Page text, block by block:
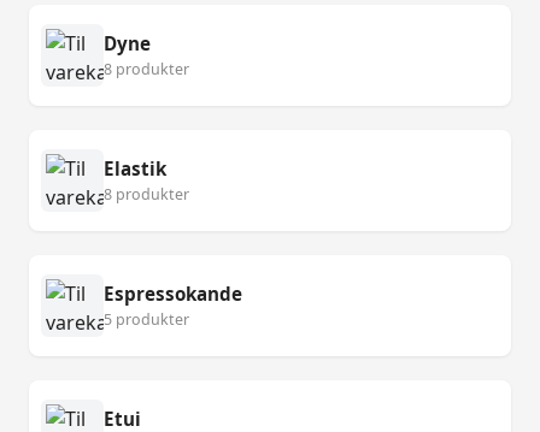
Dyne
8 produkter
Elastik
8 produkter
Espressokande
5 produkter
Etui